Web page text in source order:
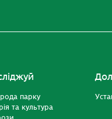
парку
та культура